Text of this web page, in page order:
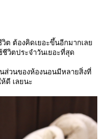
ชีวิต ต้องคิดเยอะขึ้นอีกมากเล
วิตประจำวันเยอะที่สุด
ส่วนของห้องนอนมีหลายสิ่งที่
ดี เลยนะ